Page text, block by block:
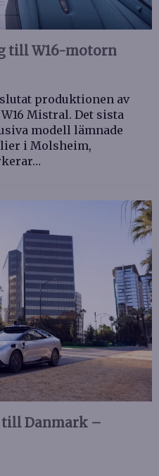
till W16-motorn
produktionen av
Mistral. Det sista
modell lämnade
i Molsheim,
till Danmark –